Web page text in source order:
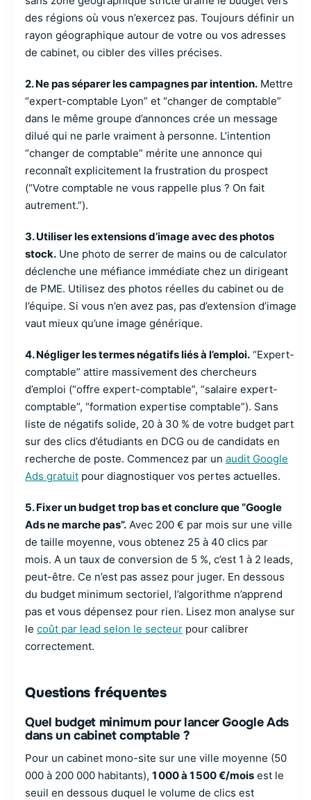
des régions où vous n’exercez pas. Toujours définir un
rayon géographique autour de votre ou vos adresses
de cabinet, ou cibler des villes précises.
2. Ne pas séparer les campagnes par intention. Mettre
“expert-comptable Lyon” et “changer de comptable”
dans le même groupe d’annonces crée un message
dilué qui ne parle vraiment à personne. L’intention
“changer de comptable” mérite une annonce qui
reconnaît explicitement la frustration du prospect
(“Votre comptable ne vous rappelle plus ? On fait
autrement.”).
3. Utiliser les extensions d’image avec des photos
stock. Une photo de serrer de mains ou de calculator
déclenche une méfiance immédiate chez un dirigeant
de PME. Utilisez des photos réelles du cabinet ou de
l’équipe. Si vous n’en avez pas, pas d’extension d’image
vaut mieux qu’une image générique.
4. Négliger les termes négatifs liés à l’emploi. “Expert-
comptable” attire massivement des chercheurs
d’emploi (“offre expert-comptable”, “salaire expert-
comptable”, “formation expertise comptable”). Sans
liste de négatifs solide, 20 à 30 % de votre budget part
sur des clics d’étudiants en DCG ou de candidats en
recherche de poste. Commencez par un audit Google
Ads gratuit pour diagnostiquer vos pertes actuelles.
5. Fixer un budget trop bas et conclure que “Google
Ads ne marche pas”. Avec 200 € par mois sur une ville
de taille moyenne, vous obtenez 25 à 40 clics par
mois. A un taux de conversion de 5 %, c’est 1 à 2 leads,
peut-être. Ce n’est pas assez pour juger. En dessous
du budget minimum sectoriel, l’algorithme n’apprend
pas et vous dépensez pour rien. Lisez mon analyse sur
le coût par lead selon le secteur pour calibrer
correctement.
Questions fréquentes
Quel budget minimum pour lancer Google Ads
dans un cabinet comptable ?
Pour un cabinet mono-site sur une ville moyenne (50
000 à 200 000 habitants), 1 000 à 1 500 €/mois est le
seuil en dessous duquel le volume de clics est